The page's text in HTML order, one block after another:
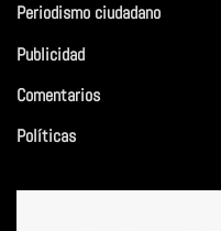
Periodismo ciudadano
Publicidad
Comentarios
Políticas